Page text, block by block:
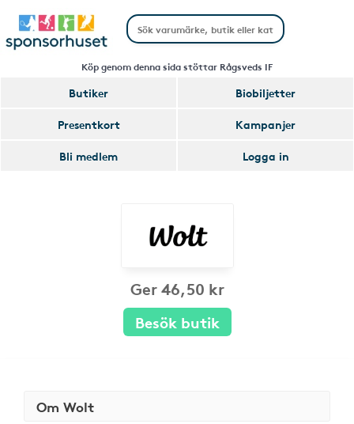
Köp genom denna sida stöttar Rågsveds IF
Butiker
Biobiljetter
Presentkort
Kampanjer
Bli medlem
Logga in
Ger 46,50 kr
Besök butik
Om Wolt